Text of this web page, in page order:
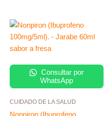
Consultar por
WhatsApp
CUIDADO DE LA SALUD